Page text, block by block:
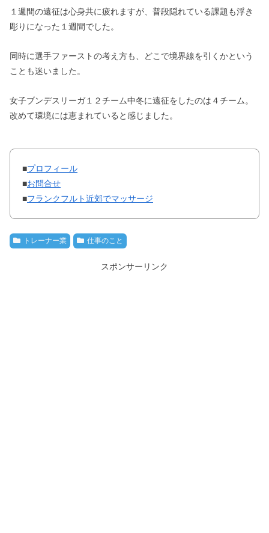
１週間の遠征は心身共に疲れますが、普段隠れている課題も浮き
彫りになった１週間でした。
同時に選手ファーストの考え方も、どこで境界線を引くかという
ことも迷いました。
女子ブンデスリーガ１２チーム中冬に遠征をしたのは４チーム。
改めて環境には恵まれていると感じました。
■プロフィール
■お問合せ
■フランクフルト近郊でマッサージ
トレーナー業 仕事のこと
スポンサーリンク